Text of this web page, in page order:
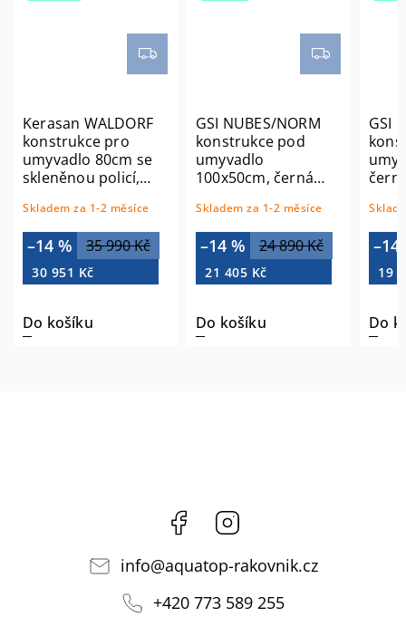
Kerasan WALDORF
konstrukce pro
umyvadlo 80cm se
skleněnou policí,
Skladem za 1-2 měsíce
35 990 Kč
–14 %
30 951 Kč
Do košíku
GSI NUBES/NORM
konstrukce pod
umyvadlo
100x50cm, černá
Skladem za 1-2 měsíce
24 890 Kč
–14 %
21 405 Kč
Do košíku
GSI
–14
19
Do
Facebook
info@aquatop-rakovnik.cz
+420 773 589 255